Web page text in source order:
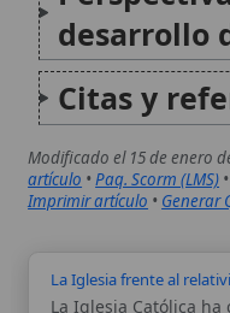
La Iglesia Católica ha
moderno como una de
a la sociedad
una «dictadura del
los deseos individuales
La Iglesia Católica frente al
La Iglesia Católica
oposición doctrinal y
de la ideología racista, y